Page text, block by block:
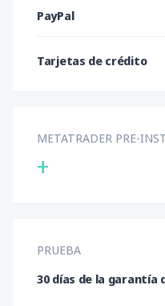
PayPal
Tarjetas de crédito
METATRADER PRE-
+
PRUEBA
30 días de la garantía